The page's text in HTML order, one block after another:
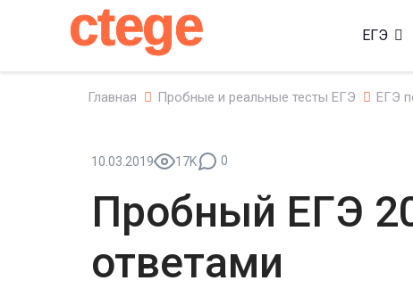
ctege ЕГЭ
Главная Пробные и реальные тесты ЕГЭ ЕГЭ
10.03.2019 17K 0
Пробный ЕГЭ
ответами